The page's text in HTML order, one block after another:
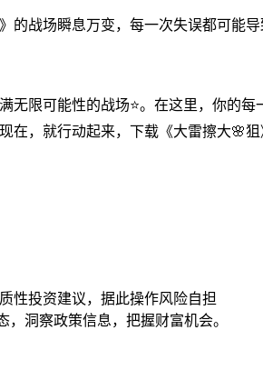
战场瞬息万变，每一次失误都可能导
无限可能性的战场⭐。在这里，你的
，就行动起来，下载《大雷擦大🌸
性投资建议，据此操作风险自担
洞察政策信息，把握财富机会。